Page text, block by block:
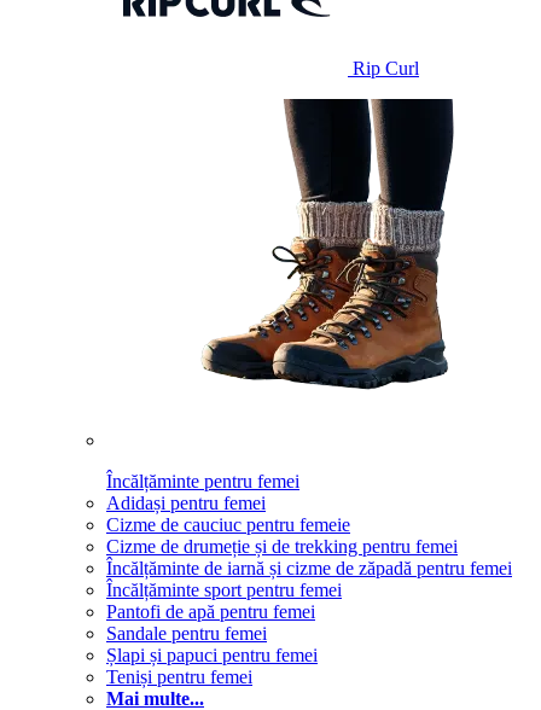
Rip Curl
Încălțăminte pentru femei
Adidași pentru femei
Cizme de cauciuc pentru femeie
Cizme de drumeție și de trekking pentru femei
Încălțăminte de iarnă și cizme de zăpadă pentru femei
Încălțăminte sport pentru femei
Pantofi de apă pentru femei
Sandale pentru femei
Șlapi și papuci pentru femei
Teniși pentru femei
Mai multe...